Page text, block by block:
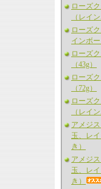
ローズ
（レイ
ローズ
インボー
ローズ
（43g）
ローズ
（72g）
ローズ
（レイ
アメジ
玉、レ
き）
アメジ
玉、レ
き）